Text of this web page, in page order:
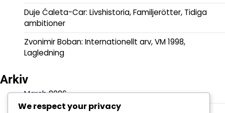
Duje Ćaleta-Car: Livshistoria, Familjerötter, Tidiga
ambitioner
Zvonimir Boban: Internationellt arv, VM 1998,
Lagledning
Arkiv
March 2026
We respect your privacy